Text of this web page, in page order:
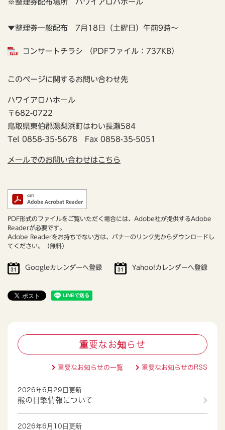
※整理券配布場所 ハワイアロハホール
▼整理券一般配布 7月18日（土曜日）午前9時～
コンサートチラシ （PDFファイル：737KB）
このページに関するお問い合わせ先
ハワイアロハホール
〒682-0722
鳥取県東伯郡湯梨浜町はわい長瀬584
Tel 0858-35-5678 Fax 0858-35-5051
メールでのお問い合わせはこちら
PDF形式のファイルをご覧いただく場合には、Adobe社が提供するAdobe
Readerが必要です。
Adobe Readerをお持ちでない方は、バナーのリンク先からダウンロードし
てください。（無料）
Googleカレンダーへ登録 Yahoo!カレンダーへ登録
重要なお知らせ
2026年6月29日更新
熊の目撃情報について
2026年6月10日更新
重要なお知らせの一覧 重要なお知らせのRSS